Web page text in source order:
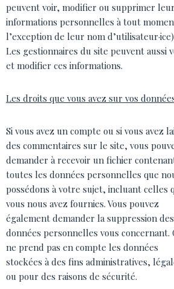
peuvent voir, modifier ou supprimer
informations personnelles à tout
l’exception de leur nom
Les gestionnaires du site peuvent aussi
et modifier ces informations.
Les droits que vous avez sur vos
Si vous avez un compte ou si vous avez
des commentaires sur le site, vous
demander à recevoir un fichier
toutes les données personnelles que
possédons à votre sujet, incluant celles
vous nous avez fournies. Vous pouvez
également demander la suppression des
données personnelles vous concernant.
ne prend pas en compte les données
stockées à des fins administratives,
ou pour des raisons de sécurité.